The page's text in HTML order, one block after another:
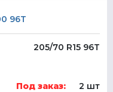
96T
205/70 R15 96T
Под заказ: 2 шт